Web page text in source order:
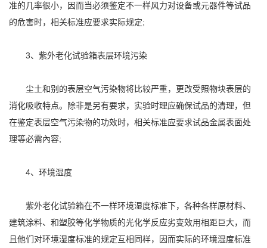
准的几率很小，因而当必须鉴定不一样风力对设备或元器件等试品
的危害时，相关标准应要求实际规定;
3、紫外老化试验箱表层环境污染
尘土和别的表层空气污染物将比较严重，更改受照物块表层的
消化吸收特点。除非是另有要求，实验时理应确保试品的清理，但
在鉴定表层空气污染物的功效时，相关标准应要求试品金属表面处
理等必需內容;
4、环境湿度
紫外老化试验箱在不一样环境湿度标准下，各种各样原材料、
建筑涂料、和塑胶等化学物质的光化学反应劣变效用相距巨大，而
且他们对环境湿度标准的规定互相同样，因而实际的环境湿度标准